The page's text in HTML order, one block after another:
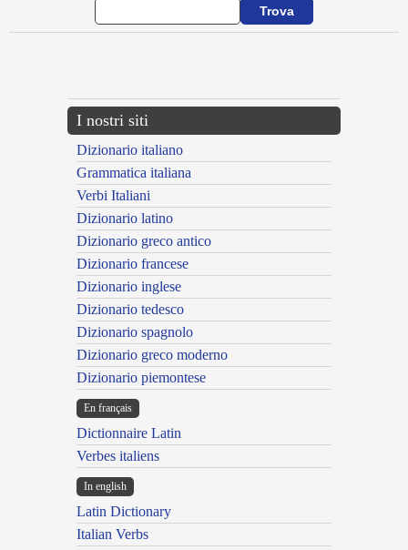
I nostri siti
Dizionario italiano
Grammatica italiana
Verbi Italiani
Dizionario latino
Dizionario greco antico
Dizionario francese
Dizionario inglese
Dizionario tedesco
Dizionario spagnolo
Dizionario greco moderno
Dizionario piemontese
En français
Dictionnaire Latin
Verbes italiens
In english
Latin Dictionary
Italian Verbs